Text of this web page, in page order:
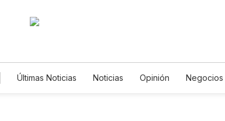
Últimas Noticias Noticias Opinión Negocios